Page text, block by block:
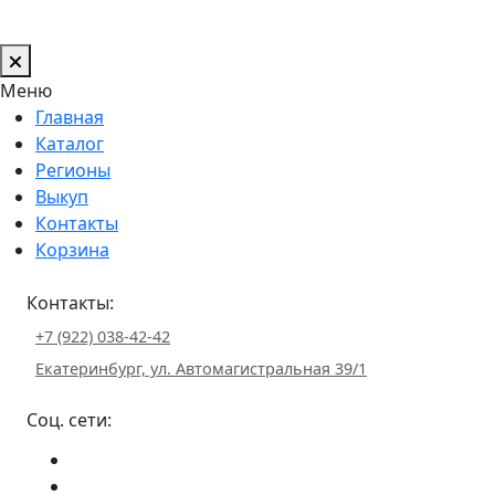
Меню
Главная
Каталог
Регионы
Выкуп
Контакты
Корзина
Контакты:
+7 (922) 038-42-42
Екатеринбург, ул. Автомагистральная 39/1
Соц. сети: